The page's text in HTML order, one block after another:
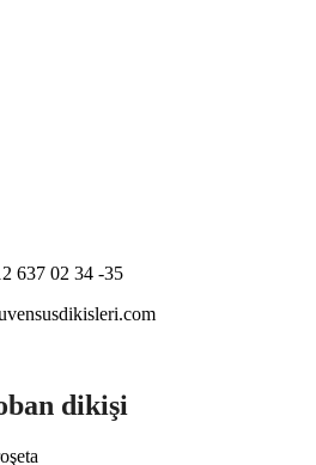
637 02 34 -35
dikişi